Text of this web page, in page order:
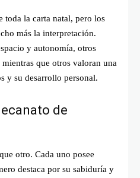
toda la carta natal, pero los
más la interpretación.
y autonomía, otros
que otros valoran una
y su desarrollo personal.
de
otro. Cada uno posee
destaca por su sabiduría y